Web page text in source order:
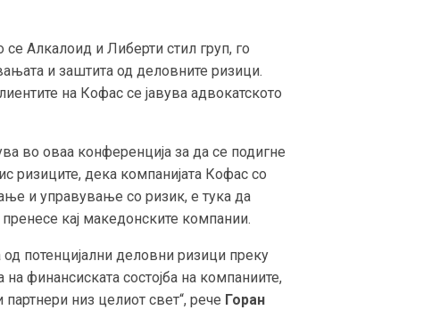
Алкалоид и Либерти стил груп, го
и заштита од деловните ризици.
на Кофас се јавува адвокатското
во оваа конференција за да се подигне
ризиците, дека компанијата Кофас со
и управување со ризик, е тука да
кај македонските компании.
потенцијални деловни ризици преку
финансиската состојба на компаниите,
низ целиот свет“, рече Горан